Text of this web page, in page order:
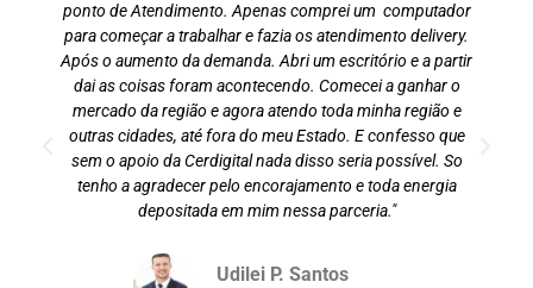
ponto de Atendimento. Apenas comprei um computador
para começar a trabalhar e fazia os atendimento delivery.
Após o aumento da demanda. Abri um escritório e a partir
dai as coisas foram acontecendo. Comecei a ganhar o
mercado da região e agora atendo toda minha região e
outras cidades, até fora do meu Estado. E confesso que
sem o apoio da Cerdigital nada disso seria possível. So
tenho a agradecer pelo encorajamento e toda energia
depositada em mim nessa parceria."
Udilei P. Santos